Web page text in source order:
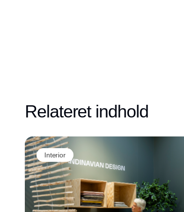
Relateret indhold
Interior